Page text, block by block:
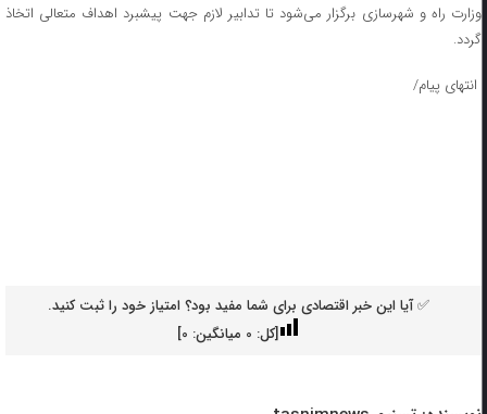
وزارت راه و شهرسازی برگزار می‌شود تا تدابیر لازم جهت پیشبرد اهداف متعالی اتخاذ
گردد.
انتهای پیام/
✅ آیا این خبر اقتصادی برای شما مفید بود؟ امتیاز خود را ثبت کنید.
[کل: 0میانگین: 0
]